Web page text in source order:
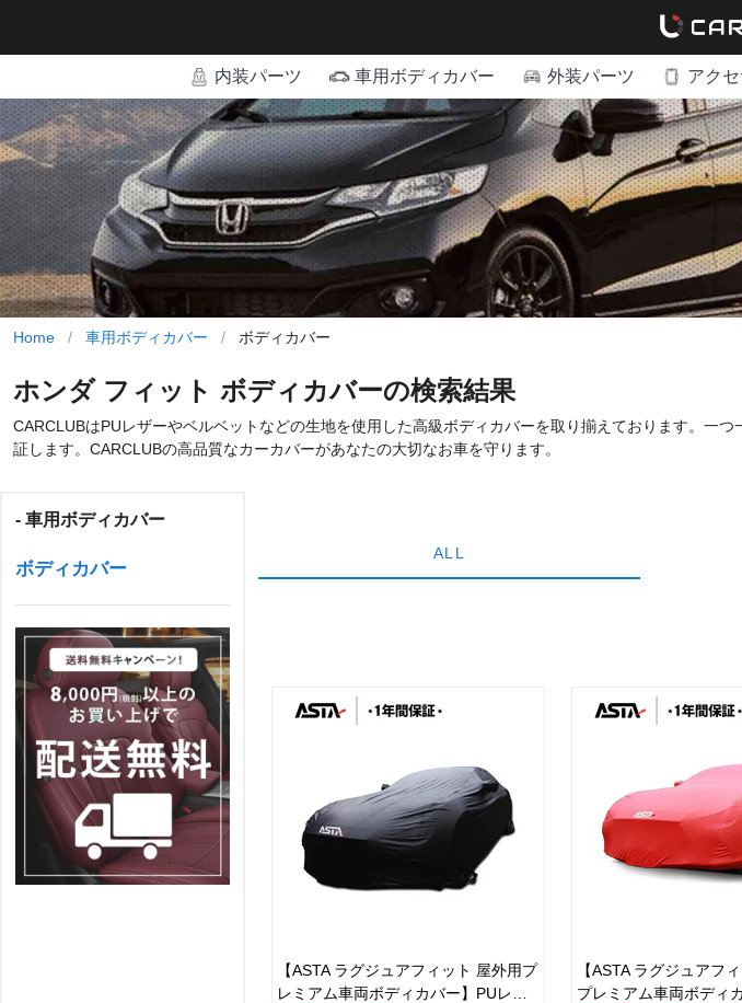
内装パーツ 車用ボディカバー 外装パーツ アク
Home / 車用ボディカバー / ボディカバー
ホンダ フィット ボディカバーの検索結果
CARCLUBはPUレザーやベルベットなどの生地を使用した高級ボディカバーを取り揃えております。一
証します。CARCLUBの高品質なカーカバーがあなたの大切なお車を守ります。
- 車用ボディカバー
ボディカバー
ALL
【ASTA ラグジュアフィット 屋外用プ
レミアム車両ボディカバー】PUレザ
【ASTA ラグジュアフ
プレミアム車両ボディ